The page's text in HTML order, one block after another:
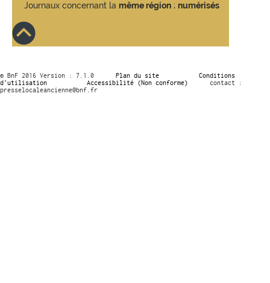
Journaux concernant la même région ; numérisés
© BnF 2016 Version : 7.1.0 Plan du site
Conditions
d’utilisation
Accessibilité (Non conforme)
contact :
presselocaleancienne@bnf.fr